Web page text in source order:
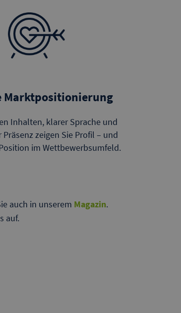
Marktpositionierung
Inhalten, klarer Sprache und
zeigen Sie Profil – und
im Wettbewerbsumfeld.
auch in unserem Magazin.
auf.